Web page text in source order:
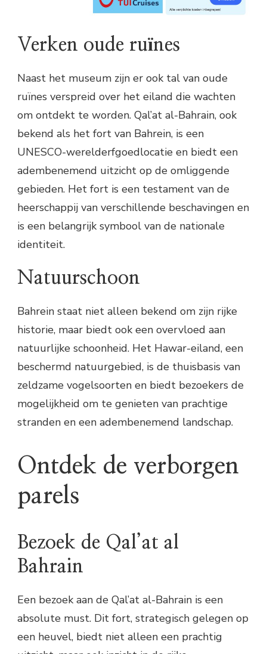
Verken oude ruïnes
Naast het museum zijn er ook tal van oude
ruïnes verspreid over het eiland die wachten
om ontdekt te worden. Qal’at al-Bahrain, ook
bekend als het fort van Bahrein, is een
UNESCO-werelderfgoedlocatie en biedt een
adembenemend uitzicht op de omliggende
gebieden. Het fort is een testament van de
heerschappij van verschillende beschavingen en
is een belangrijk symbool van de nationale
identiteit.
Natuurschoon
Bahrein staat niet alleen bekend om zijn rijke
historie, maar biedt ook een overvloed aan
natuurlijke schoonheid. Het Hawar-eiland, een
beschermd natuurgebied, is de thuisbasis van
zeldzame vogelsoorten en biedt bezoekers de
mogelijkheid om te genieten van prachtige
stranden en een adembenemend landschap.
Ontdek de verborgen
parels
Bezoek de Qal’at al
Bahrain
Een bezoek aan de Qal’at al-Bahrain is een
absolute must. Dit fort, strategisch gelegen op
een heuvel, biedt niet alleen een prachtig